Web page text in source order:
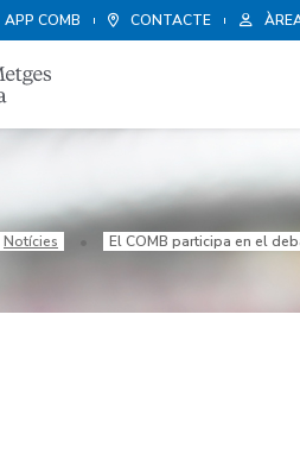
APP COMB CONTACTE
Notícies El COMB participa en el